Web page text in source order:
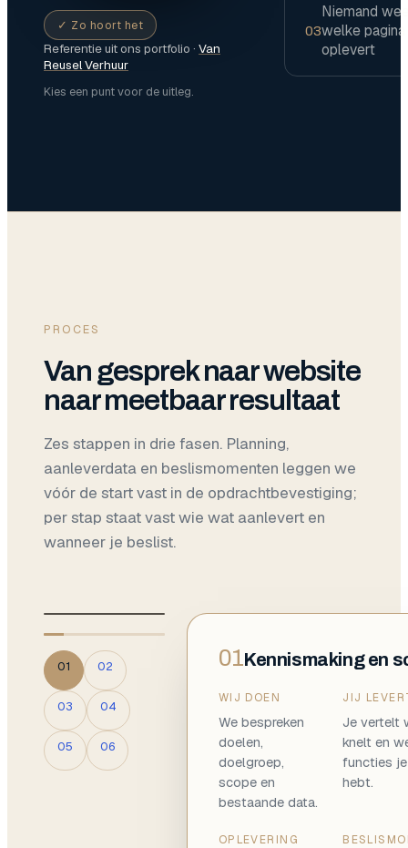
✓ Zo hoort het
Referentie uit ons portfolio · Van
Reusel Verhuur
Kies een punt voor de uitleg.
03
Niemand
welke
oplevert
PROCES
Van gesprek naar website
naar meetbaar resultaat
Zes stappen in drie fasen. Planning,
aanleverdata en beslismomenten leggen we
vóór de start vast in de opdrachtbevestiging;
per stap staat vast wie wat aanlevert en
wanneer je beslist.
01/
Stap 01 en
doelen,
scope en
sitemap
zoekintentie
per pagina.
Hier valt
de
01 02
03 04
05 06
01Kennismaking en
WIJ DOEN
We bespreken
doelen,
doelgroep,
scope en
bestaande data.
JIJ
Je vertelt
knelt en
functies
hebt.
OPLEVERING